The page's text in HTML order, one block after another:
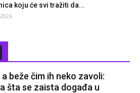
koju će svi tražiti da...
beže čim ih neko zavoli:
šta se zaista događa u